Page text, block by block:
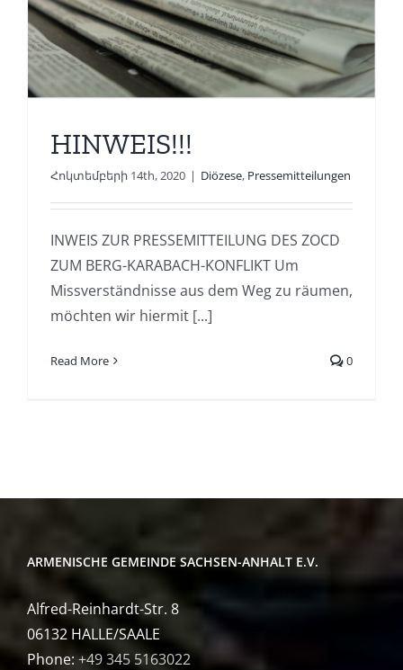
HINWEIS!!!
Հոկտեմբերի 14th, 2020 | Diözese, Pressemitteilungen
INWEIS ZUR PRESSEMITTEILUNG DES ZOCD
ZUM BERG-KARABACH-KONFLIKT Um
Missverständnisse aus dem Weg zu räumen,
möchten wir hiermit [...]
Read More 0
ARMENISCHE GEMEINDE SACHSEN-ANHALT E.V.
Alfred-Reinhardt-Str. 8
06132 HALLE/SAALE
Phone:+49 345 5163022